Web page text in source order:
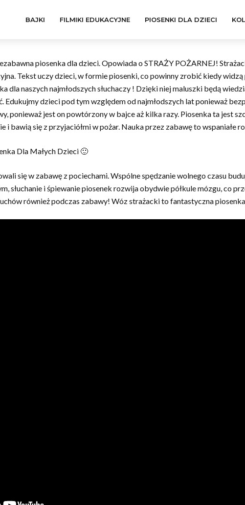
BAJKI FILMIKI EDUKACYJNE PIOSENKI DLA DZIECI
piosenka dla dzieci. Opowiada o STRAŻY POŻARNEJ!
Tekst uczy dzieci, w formie piosenki, co powinny zrobić kiedy
dla naszych najmłodszych słuchaczy ! Dzięki niej maluszki będą
Edukujmy dzieci pod tym względem od najmłodszych lat ponieważ
ponieważ jest on powtórzony w bajce aż kilka razy. Piosenka ta jest
i bawią się z przyjaciółmi w pożar. Nauka przez zabawę to wspaniałe
Dla Małych Dzieci 🙂
się w zabawę z pociechami. Wspólne spędzanie wolnego czasu
słuchanie i śpiewanie piosenek rozwija obydwie półkule mózgu, co
również podczas zabawy! Wóz strażacki to fantastyczna